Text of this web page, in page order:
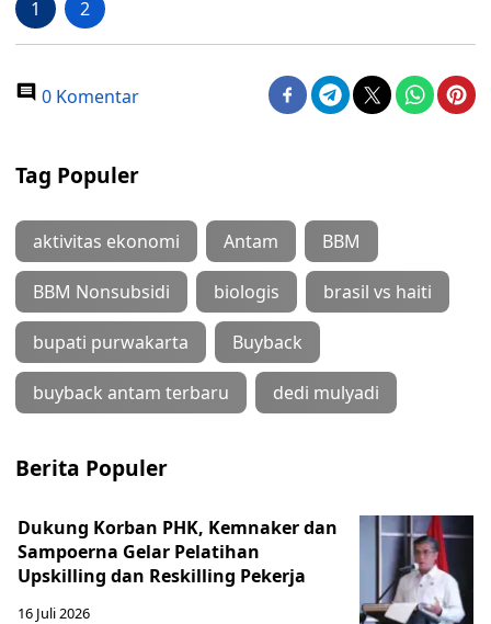
1 2
0 Komentar
Tag Populer
aktivitas ekonomi Antam BBM
BBM Nonsubsidi biologis brasil vs haiti
bupati purwakarta Buyback
buyback antam terbaru dedi mulyadi
Berita Populer
Dukung Korban PHK, Kemnaker dan
Sampoerna Gelar Pelatihan
Upskilling dan Reskilling Pekerja
16 Juli 2026